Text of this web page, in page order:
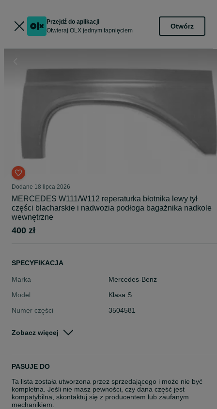
Przejdź do aplikacji
Otwieraj OLX jednym tapnięciem
Otwórz
Dodane 18 lipca 2026
MERCEDES W111/W112 reperaturka błotnika lewy tył
części blacharskie i nadwozia podłoga bagażnika nadkole
wewnętrzne
400 zł
SPECYFIKACJA
Marka
Mercedes-Benz
Model
Klasa S
Numer części
3504581
Rodzaj
Zobacz więcej
PASUJE DO
Ta lista została utworzona przez sprzedającego i może nie być
kompletna. Jeśli nie masz pewności, czy dana część jest
kompatybilna, skontaktuj się z producentem lub zaufanym
mechanikiem.